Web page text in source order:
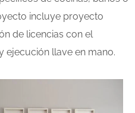
incluye proyecto
de licencias con el
ejecución llave en mano.